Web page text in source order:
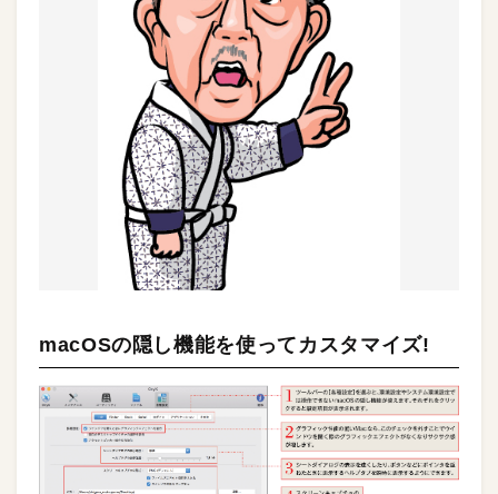
macOSの隠し機能を使ってカスタマイズ!